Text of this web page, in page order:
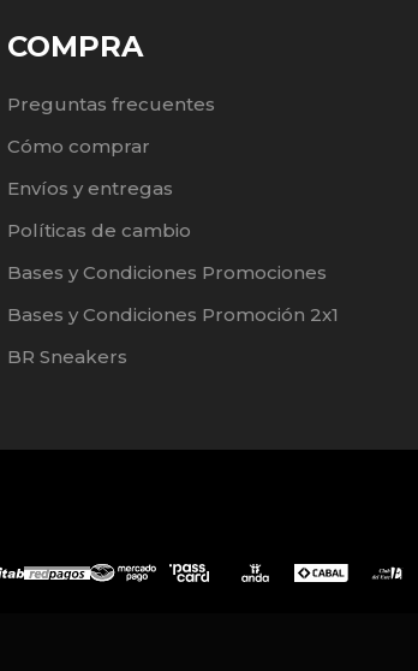
COMPRA
Preguntas frecuentes
Cómo comprar
Envíos y entregas
Políticas de cambio
Bases y Condiciones Promociones
Bases y Condiciones Promoción 2x1
BR Sneakers